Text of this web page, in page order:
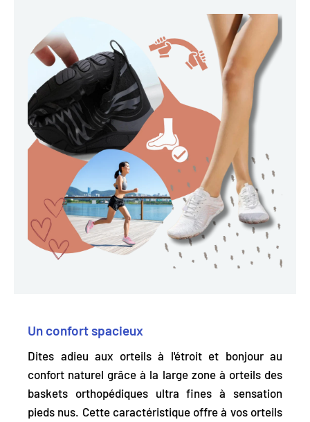
Un confort spacieux
Dites adieu aux orteils à l'étroit et bonjour au
confort naturel grâce à la large zone à orteils des
baskets orthopédiques ultra fines à sensation
pieds nus. Cette caractéristique offre à vos orteils